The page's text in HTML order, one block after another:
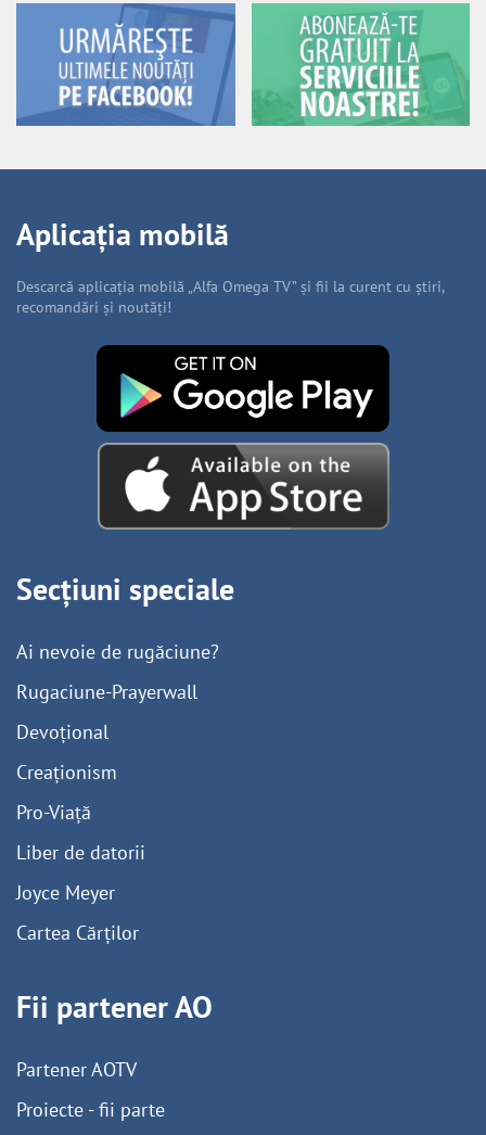
Aplicația mobilă
Descarcă aplicația mobilă „Alfa Omega TV” și fii la curent cu știri,
recomandări și noutăți!
Secțiuni speciale
Ai nevoie de rugăciune?
Rugaciune-Prayerwall
Devoțional
Creaționism
Pro-Viață
Liber de datorii
Joyce Meyer
Cartea Cărților
Fii partener AO
Partener AOTV
Proiecte - fii parte